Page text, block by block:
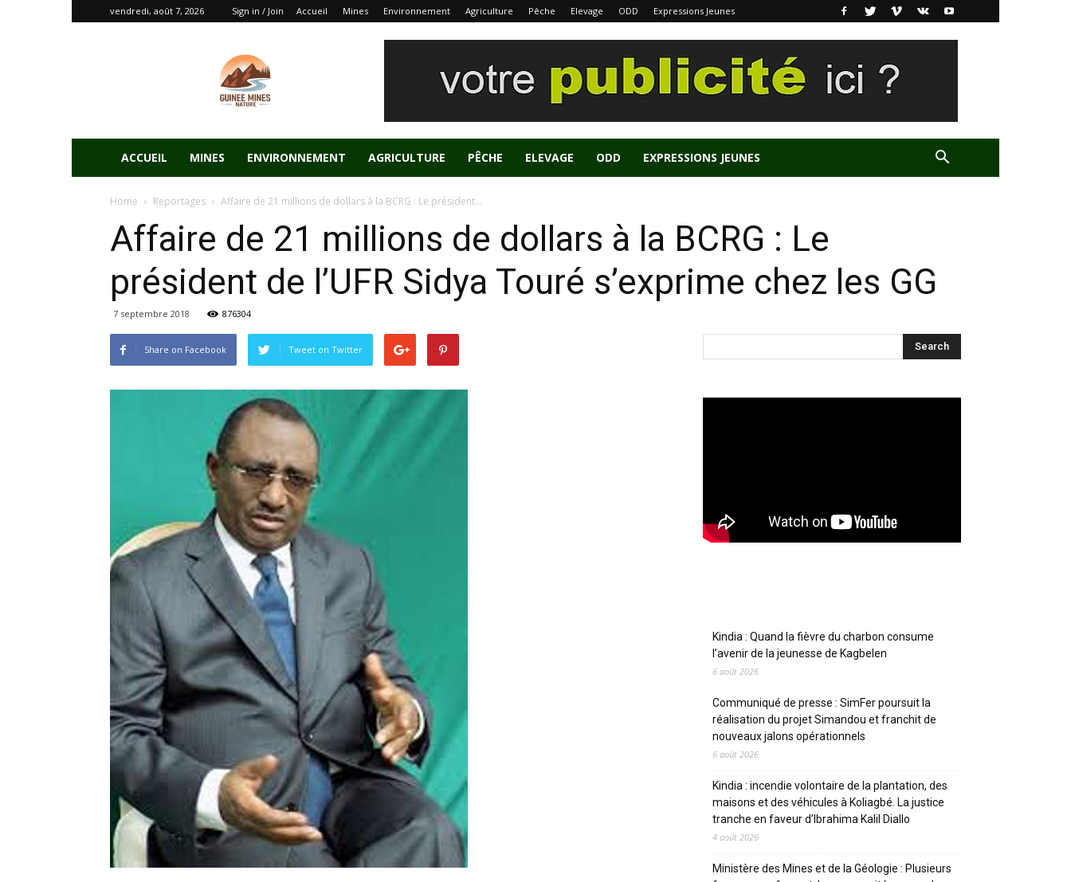
vendredi, août 7, 2026 Sign in / Join Accueil Mines Environnement Agriculture Pêche Elevage ODD Expressions Jeunes
ACCUEIL MINES ENVIRONNEMENT AGRICULTURE PÊCHE ELEVAGE ODD EXPRESSIONS JEUNES
Home Reportages Affaire de 21 millions de dollars à la BCRG : Le président...
Affaire de 21 millions de dollars à la BCRG : Le
président de l’UFR Sidya Touré s’exprime chez les GG
7 septembre 2018 876304
Share on Facebook Tweet on Twitter
Kindia : Quand la fièvre du charbon consume
l’avenir de la jeunesse de Kagbelen
6 août 2026
Communiqué de presse : SimFer poursuit la
réalisation du projet Simandou et franchit de
nouveaux jalons opérationnels
6 août 2026
Kindia : incendie volontaire de la plantation, des
maisons et des véhicules à Koliagbé. La justice
tranche en faveur d’Ibrahima Kalil Diallo
4 août 2026
Ministère des Mines et de la Géologie : Plusieurs